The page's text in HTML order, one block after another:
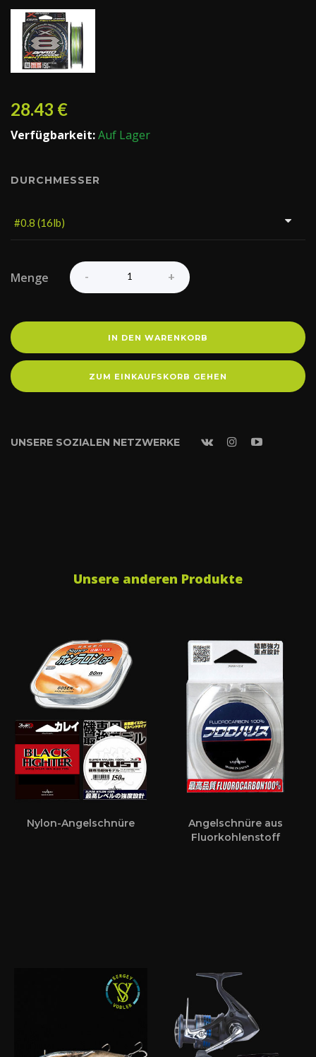
28.43 €
Verfügbarkeit:Auf Lager
DURCHMESSER
Menge
IN DEN WARENKORB
ZUM EINKAUFSKORB GEHEN
UNSERE SOZIALEN NETZWERKE
Unsere anderen Produkte
Nylon-Angelschnüre
Angelschnüre aus
Fluorkohlenstoff